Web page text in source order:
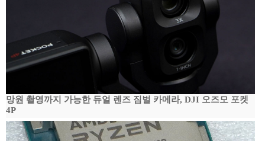
망원 촬영까지 가능한 듀얼 렌즈 짐벌 카메라, DJI 오즈모 포켓
4P